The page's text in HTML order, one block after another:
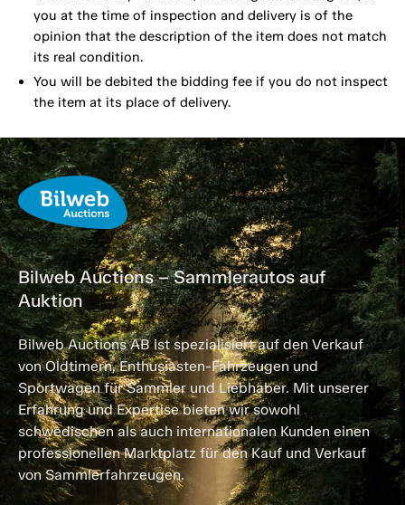
you at the time of inspection and delivery is of the
opinion that the description of the item does not match
its real condition.
You will be debited the bidding fee if you do not inspect
the item at its place of delivery.
Bilweb Auctions – Sammlerautos auf
Auktion
Bilweb Auctions AB ist spezialisiert auf den Verkauf
von Oldtimern, Enthusiasten-Fahrzeugen und
Sportwagen für Sammler und Liebhaber. Mit unserer
Erfahrung und Expertise bieten wir sowohl
schwedischen als auch internationalen Kunden einen
professionellen Marktplatz für den Kauf und Verkauf
von Sammlerfahrzeugen.